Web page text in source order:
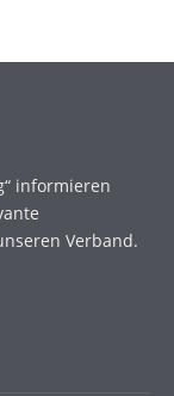
informieren
Verband.